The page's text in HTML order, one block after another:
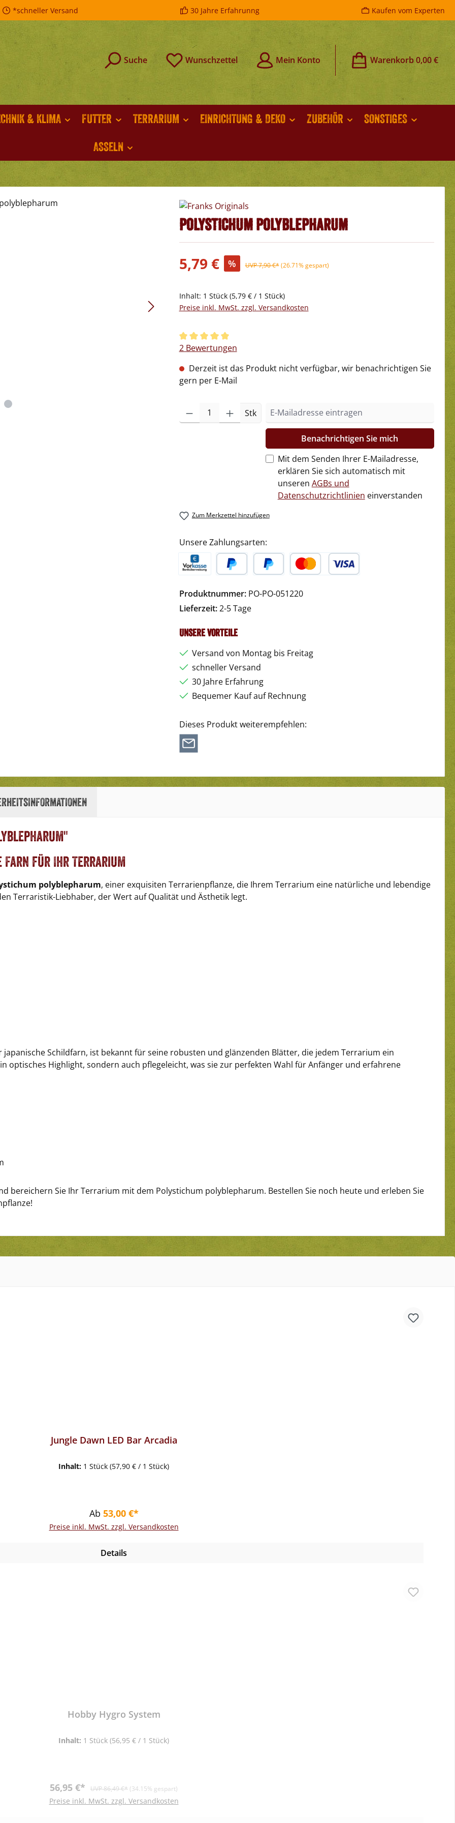
*schneller Versand 30 Jahre Erfahrunng Kaufen vom Experten
Suche Wunschzettel Mein Konto Warenkorb0,00 €
& KLIMA FUTTER TERRARIUM EINRICHTUNG & DEKO ZUBEHÖR
SONSTIGES
ASSELN
Polystichum polyblepharum
5,79 € % UVP 7,90 €* (26.71% gespart)
Inhalt: 1 Stück (5,79 € / 1 Stück)
Preise inkl. MwSt. zzgl. Versandkosten
Durchschnittliche Bewertung von 5 von 5 Sternen
2 Bewertungen
Derzeit ist das Produkt nicht verfügbar, wir benachrichtigen Sie
gern per E-Mail
Stk
Benachrichtigen Sie mich
Mit dem Senden Ihrer E-Mailadresse,
erklären Sie sich automatisch mit
unseren AGBs und
Datenschutzrichtlinien einverstanden
Zum Merkzettel hinzufügen
Unsere Zahlungsarten:
Produktnummer: PO-PO-051220
Lieferzeit:2-5 Tage
Unsere Vorteile
Versand von Montag bis Freitag
schneller Versand
30 Jahre Erfahrung
Bequemer Kauf auf Rechnung
Dieses Produkt weiterempfehlen:
Farn für Ihr Terrarium
polyblepharum, einer exquisiten Terrarienpflanze, die Ihrem Terrarium eine natürliche und lebendige
Terraristik-Liebhaber, der Wert auf Qualität und Ästhetik legt.
Schildfarn, ist bekannt für seine robusten und glänzenden Blätter, die jedem Terrarium ein
optisches Highlight, sondern auch pflegeleicht, was sie zur perfekten Wahl für Anfänger und erfahrene
bereichern Sie Ihr Terrarium mit dem Polystichum polyblepharum. Bestellen Sie noch heute und erleben Sie
Jungle Dawn LED Bar Arcadia
Inhalt: 1 Stück (57,90 € / 1 Stück)
Regulärer Preis:
Ab 53,00 €*
Preise inkl. MwSt. zzgl. Versandkosten
Details
Hobby Hygro System
Inhalt: 1 Stück (56,95 € / 1 Stück)
Verkaufspreis:
56,95 €* Regulärer Preis:
UVP 86,49 €* (34.15% gespart)
Preise inkl. MwSt. zzgl. Versandkosten